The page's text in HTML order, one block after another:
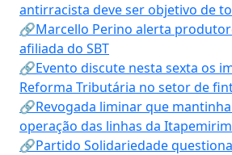
antirracista deve ser objetivo de
🔗Marcello Perino alerta
afiliada do SBT
🔗Evento discute nesta sexta os
Reforma Tributária no setor de
🔗Revogada liminar que
operação das linhas da Itapemirim
🔗Partido Solidariedade